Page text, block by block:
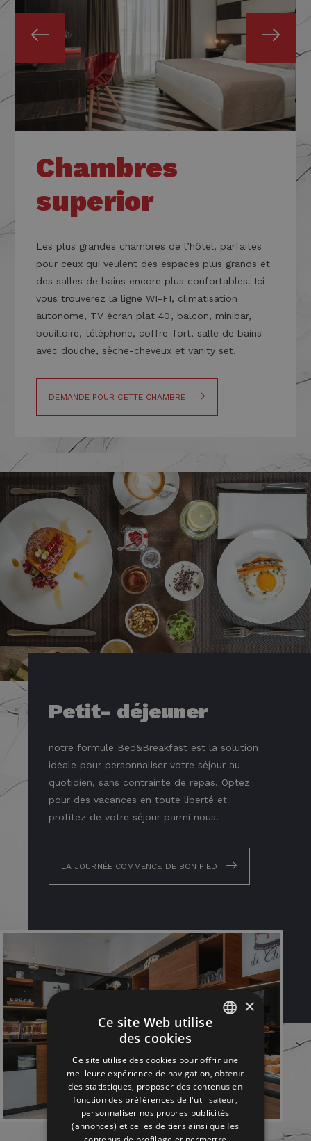
Chambres
superior
Les plus grandes chambres de l’hôtel, parfaites
pour ceux qui veulent des espaces plus grands et
des salles de bains encore plus confortables. Ici
vous trouverez la ligne WI-FI, climatisation
autonome, TV écran plat 40', balcon, minibar,
bouilloire, téléphone, coffre-fort, salle de bains
avec douche, sèche-cheveux et vanity set.
DEMANDE POUR CETTE CHAMBRE
Petit- déjeuner
notre formule Bed&Breakfast est la solution
idéale pour personnaliser votre séjour au
quotidien, sans contrainte de repas. Optez
pour des vacances en toute liberté et
profitez de votre séjour parmi nous.
LA JOURNÉE COMMENCE DE BON PIED
GERMAN
FRENCH
RUSSIAN
×
Ce site Web utilise
des cookies
Ce site utilise des cookies pour offrir une
meilleure expérience de navigation, obtenir
des statistiques, proposer des contenus en
fonction des préférences de l'utilisateur,
personnaliser nos propres publicités
(annonces) et celles de tiers ainsi que les